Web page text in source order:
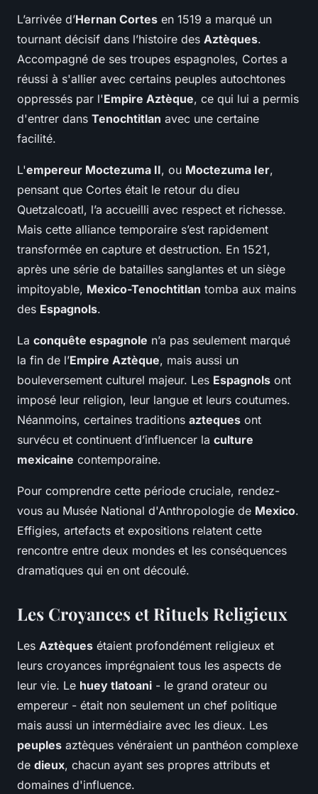
L’arrivée d’Hernan Cortes en 1519 a marqué un
tournant décisif dans l’histoire des Aztèques.
Accompagné de ses troupes espagnoles, Cortes a
réussi à s'allier avec certains peuples autochtones
oppressés par l'Empire Aztèque, ce qui lui a permis
d'entrer dans Tenochtitlan avec une certaine
facilité.
L'empereur Moctezuma II, ou Moctezuma Ier,
pensant que Cortes était le retour du dieu
Quetzalcoatl, l’a accueilli avec respect et richesse.
Mais cette alliance temporaire s’est rapidement
transformée en capture et destruction. En 1521,
après une série de batailles sanglantes et un siège
impitoyable, Mexico-Tenochtitlan tomba aux mains
des Espagnols.
La conquête espagnole n’a pas seulement marqué
la fin de l’Empire Aztèque, mais aussi un
bouleversement culturel majeur. Les Espagnols ont
imposé leur religion, leur langue et leurs coutumes.
Néanmoins, certaines traditions azteques ont
survécu et continuent d’influencer la culture
mexicaine contemporaine.
Pour comprendre cette période cruciale, rendez-
vous au Musée National d'Anthropologie de Mexico.
Effigies, artefacts et expositions relatent cette
rencontre entre deux mondes et les conséquences
dramatiques qui en ont découlé.
Les Croyances et Rituels Religieux
Les Aztèques étaient profondément religieux et
leurs croyances imprégnaient tous les aspects de
leur vie. Le huey tlatoani - le grand orateur ou
empereur - était non seulement un chef politique
mais aussi un intermédiaire avec les dieux. Les
peuples aztèques vénéraient un panthéon complexe
de dieux, chacun ayant ses propres attributs et
domaines d'influence.